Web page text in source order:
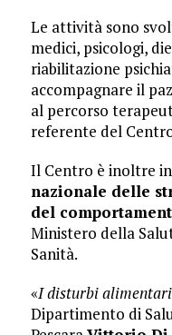
Le attività sono
medici, psicologi,
riabilitazione
accompagnare il
al percorso
referente del
Il Centro è inoltre
nazionale delle
del
Ministero della
Sanità.
«I disturbi alimentari
Dipartimento di